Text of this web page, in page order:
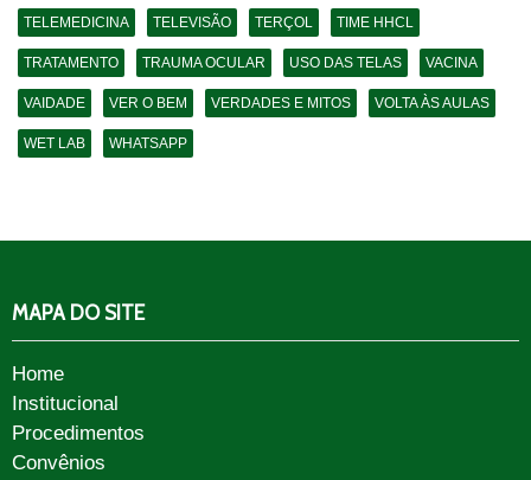
TELEMEDICINA TELEVISÃO TERÇOL TIME HHCL
TRATAMENTO TRAUMA OCULAR USO DAS TELAS VACINA
VAIDADE VER O BEM VERDADES E MITOS VOLTA ÀS AULAS
WET LAB WHATSAPP
MAPA DO SITE
Home
Institucional
Procedimentos
Convênios